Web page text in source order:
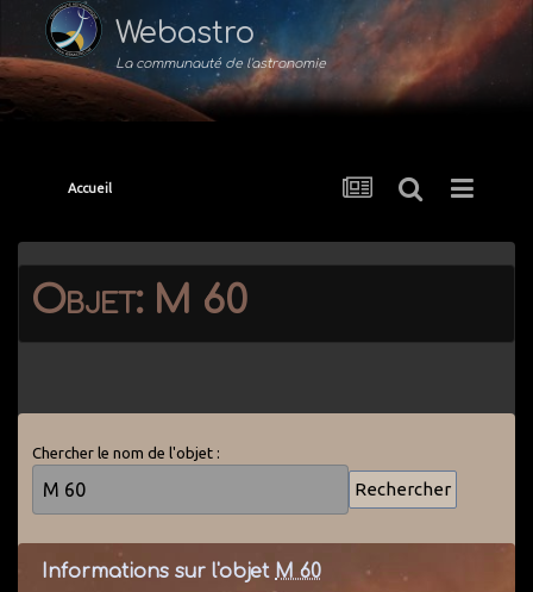
Webastro
La communauté de l'astronomie
Accueil
Objet: M 60
Chercher le nom de l'objet :
Informations sur l'objet M 60